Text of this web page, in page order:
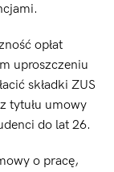
opłat
uproszczeniu
składki ZUS
tytułu umowy
do lat 26.
o pracę,